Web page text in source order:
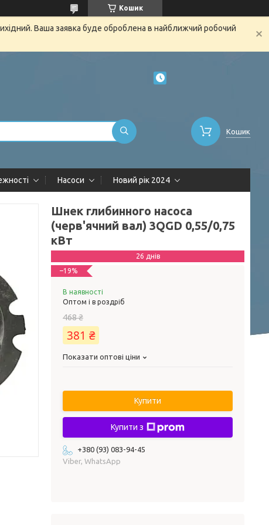
Кошик
Ваша заявка буде оброблена в найближчий робочий
Кошик
Насоси Новий рік 2024
Шнек глибинного насоса
(черв'ячний вал) 3QGD 0,55/0,75
кВт
26 днів
–19%
В наявності
Оптом і в роздріб
468 ₴
381 ₴
Показати оптові ціни
Купити
Купити з
+380 (93) 083-94-45
Viber, WhatsApp